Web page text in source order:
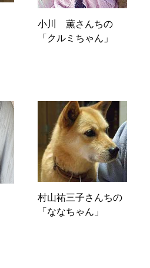
小川 薫さんちの
「クルミちゃん」
村山祐三子さんちの
「ななちゃん」